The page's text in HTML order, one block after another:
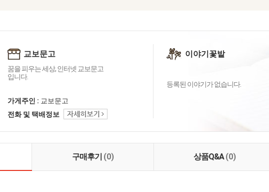
교보문고
꿈을 피우는 세상, 인터넷 교보문고
입니다.
가게주인 : 교보문고
전화 및 택배정보
이야기꽃밭
등록된 이야기가 없습니다.
구매후기 (0) 상품Q&A(0)